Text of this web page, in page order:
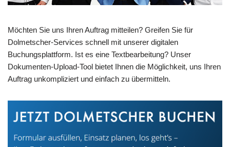
Möchten Sie uns Ihren Auftrag mitteilen? Greifen Sie für
Dolmetscher-Services schnell mit unserer digitalen
Buchungsplattform. Ist es eine Textbearbeitung? Unser
Dokumenten-Upload-Tool bietet Ihnen die Möglichkeit, uns Ihren
Auftrag unkompliziert und einfach zu übermitteln.